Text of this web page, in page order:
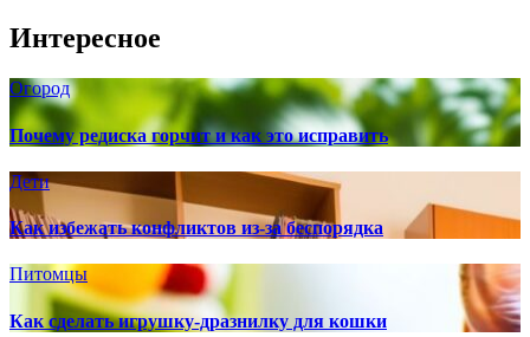
Интересное
Огород
Почему редиска горчит и как это исправить
Дети
Как избежать конфликтов из-за беспорядка
Питомцы
Как сделать игрушку-дразнилку для кошки